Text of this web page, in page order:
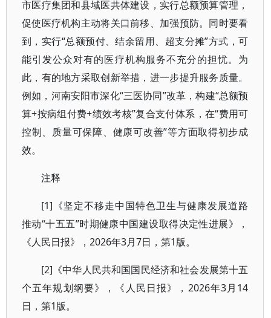
市医疗集团和县域医共体建设，实行总额预算管理，
促使医疗机构主动将关口前移、加强预防。同时要看
到，实行“总额预付、结余留用、超支分摊”方式，可
能引发公众对有的医疗机构服务不充分的担忧。为
此，有的地方采取创新举措，进一步提升服务质量。
例如，河南安阳市深化“三医协同”改革，构建“总额预
算+按病组付费+绩效考核”复合支付体系，在“费用可
控制、质量可保障、健康可改善”等方面取得初步成
效。
注释
[1]《坚定不移走中国特色卫生与健康发展道路
推动“十五五”时期健康中国建设取得决定性进展》，
《人民日报》，2026年3月7日，第1版。
[2]《中华人民共和国国民经济和社会发展第十五
个五年规划纲要》，《人民日报》，2026年3月14
日，第1版。